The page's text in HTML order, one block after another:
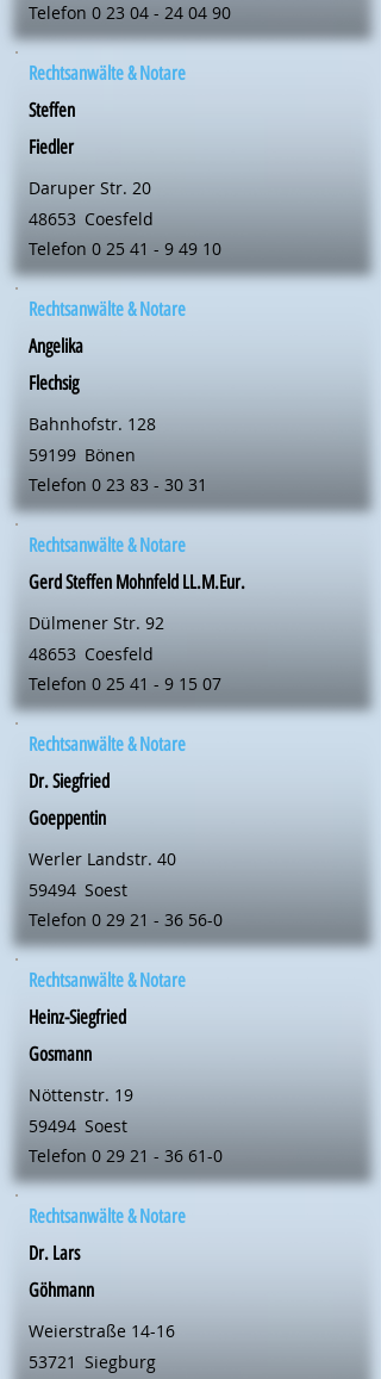
Telefon 0 23 04 - 24 04 90
Rechtsanwälte & Notare
Steffen
Fiedler
Daruper Str. 20
48653 Coesfeld
Telefon 0 25 41 - 9 49 10
Rechtsanwälte & Notare
Angelika
Flechsig
Bahnhofstr. 128
59199 Bönen
Telefon 0 23 83 - 30 31
Rechtsanwälte & Notare
Gerd Steffen Mohnfeld LL.M.Eur.
Dülmener Str. 92
48653 Coesfeld
Telefon 0 25 41 - 9 15 07
Rechtsanwälte & Notare
Dr. Siegfried
Goeppentin
Werler Landstr. 40
59494 Soest
Telefon 0 29 21 - 36 56-0
Rechtsanwälte & Notare
Heinz-Siegfried
Gosmann
Nöttenstr. 19
59494 Soest
Telefon 0 29 21 - 36 61-0
Rechtsanwälte & Notare
Dr. Lars
Göhmann
Weierstraße 14-16
53721 Siegburg